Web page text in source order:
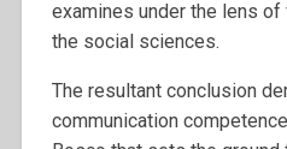
examines under the lens
the social sciences.
The resultant conclusion
communication